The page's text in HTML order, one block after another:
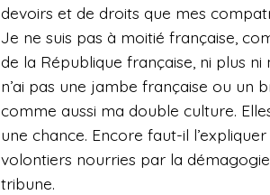
devoirs et de droits que mes
Je ne suis pas à moitié française,
de la République française, ni plus
n’ai pas une jambe française ou un
comme aussi ma double culture.
une chance. Encore faut-il
volontiers nourries par la
tribune.